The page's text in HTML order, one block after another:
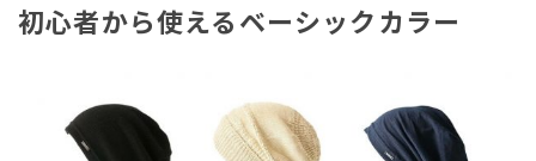
初心者から使えるベーシックカラー